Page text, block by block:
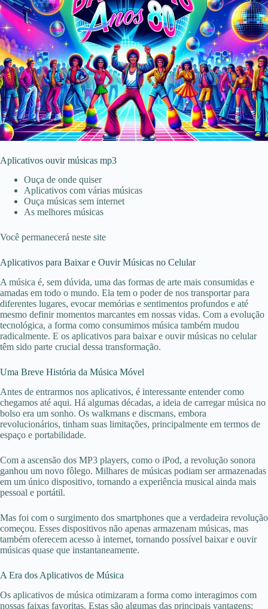
Aplicativos ouvir músicas mp3
Ouça de onde quiser
Aplicativos com várias músicas
Ouça músicas sem internet
As melhores músicas
Você permanecerá neste site
Aplicativos para Baixar e Ouvir Músicas no Celular
A música é, sem dúvida, uma das formas de arte mais consumidas e
amadas em todo o mundo. Ela tem o poder de nos transportar para
diferentes lugares, evocar memórias e sentimentos profundos e até
mesmo definir momentos marcantes em nossas vidas. Com a evolução
tecnológica, a forma como consumimos música também mudou
radicalmente. E os aplicativos para baixar e ouvir músicas no celular
têm sido parte crucial dessa transformação.
Uma Breve História da Música Móvel
Antes de entrarmos nos aplicativos, é interessante entender como
chegamos até aqui. Há algumas décadas, a ideia de carregar música no
bolso era um sonho. Os walkmans e discmans, embora
revolucionários, tinham suas limitações, principalmente em termos de
espaço e portabilidade.
Com a ascensão dos MP3 players, como o iPod, a revolução sonora
ganhou um novo fôlego. Milhares de músicas podiam ser armazenadas
em um único dispositivo, tornando a experiência musical ainda mais
pessoal e portátil.
Mas foi com o surgimento dos smartphones que a verdadeira revolução
começou. Esses dispositivos não apenas armazenam músicas, mas
também oferecem acesso à internet, tornando possível baixar e ouvir
músicas quase que instantaneamente.
A Era dos Aplicativos de Música
Os aplicativos de música otimizaram a forma como interagimos com
nossas faixas favoritas. Estas são algumas das principais vantagens: